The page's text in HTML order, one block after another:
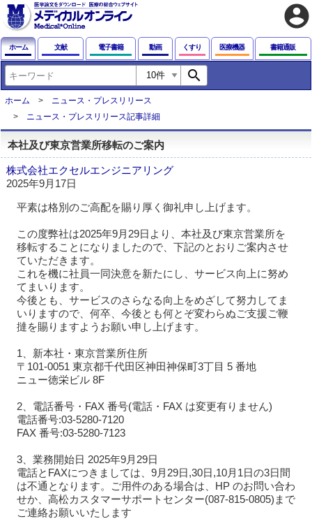
account_circle
ホーム 文献 電子書籍 動画 くすり 医療機器 書籍通販
search
ホーム
ニュース・プレスリリース
ニュース・プレスリリース記事詳細
本社及び東京営業所移転のご案内
株式会社エクセルエンジニアリング
2025年9月17日
平素は格別のご高配を賜り厚く御礼申し上げます。
この度弊社は2025年9月29日より、本社及び東京営業所を
移転することになりましたので、下記のとおりご案内させ
ていただきます。
これを機に社員一同決意を新たにし、サービス向上に努め
てまいります。
今後とも、サービスのさらなる向上をめざして努力してま
いりますので、何卒、今後とも何とぞ変わらぬご支援ご鞭
撻を賜りますようお願い申し上げます。
1、新本社・東京営業所住所
〒101-0051 東京都千代田区神田神保町3丁目 5 番地
ニュー徳栄ビル 8F
2、電話番号・FAX 番号(電話・FAX は変更有りません)
電話番号:03-5280-7120
FAX 番号:03-5280-7123
3、業務開始日 2025年9月29日
電話とFAXにつきましては、9月29日,30日,10月1日の3日間
は不通となります。ご用件のある場合は、HP のお問い合わ
せか、高松カスタマーサポートセンター(087-815-0805)まで
ご連絡お願いいたします